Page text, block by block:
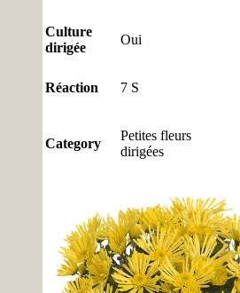
Culture
dirigée
Oui
Réaction 7 S
Category
Petites fleurs
dirigées